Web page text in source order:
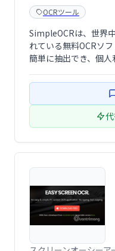
OCRツール
SimpleOCRは、世界
れている無料OCRソ
簡単に抽出でき、個
能を利用したい方、
組み込みたい開発者